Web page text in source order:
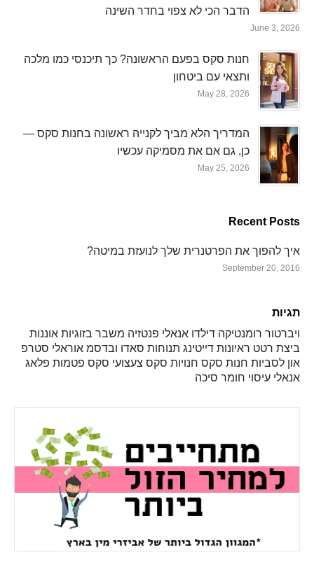
הדבר הכי לא צפוי בחדר השינה
June 3, 2026
חנות סקס בפעם הראשונה? כך תיכנסי כמו מלכה
ותצאי עם ביטחון
May 28, 2026
המדריך הלא מביך לקנייה ראשונה בחנות סקס —
כן, גם אם את מסמיקה עכשיו
May 25, 2026
Recent Posts
איך להפוך את הפרטנרית שלך לנועזת במיטה?
September 20, 2016
תגיות
ויברטור רומנטיקה דילדו אנאלי פנטזיה משבר בזוגיות אוננות
ביצת רטט ראיונות דייטינג תנוחות סאדו ובדסמ אוראלי סטרפ
און לסביות חנות סקס חנויות סקס צעצועי סקס פטמות פלאג
אנאלי עיסוי חומר סיכה